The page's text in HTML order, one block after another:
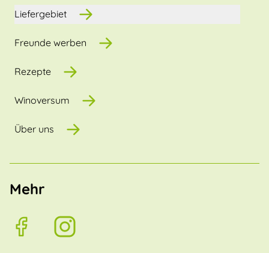
Liefergebiet
Freunde werben
Rezepte
Winoversum
Über uns
Mehr